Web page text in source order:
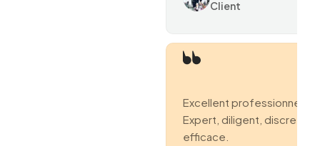
Client
Excellent professionnel.
Expert, diligent, discret et
efficace.